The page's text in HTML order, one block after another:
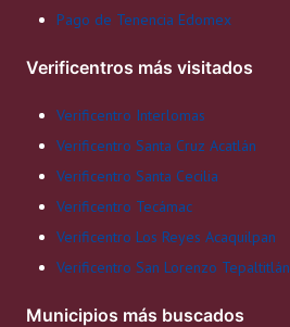
Pago de Tenencia Edomex
Verificentros más visitados
Verificentro Interlomas
Verificentro Santa Cruz Acatlán
Verificentro Santa Cecilia
Verificentro Tecámac
Verificentro Los Reyes Acaquilpan
Verificentro San Lorenzo Tepaltitlán
Municipios más buscados